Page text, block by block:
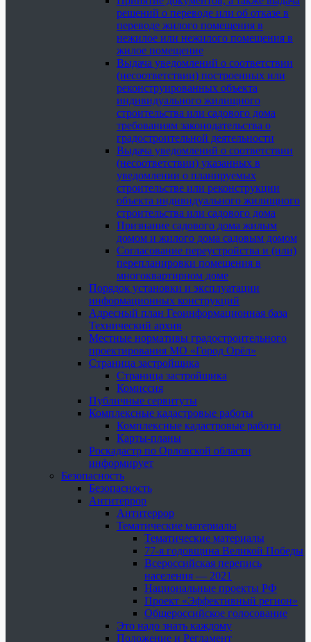
решений о переводе или об отказе в
переводе жилого помещения в
нежилое или нежилого помещения в
жилое помещение
Выдача уведомлений о соответствии
(несоответствии) построенных или
реконструированных объекта
индивидуального жилищного
строительства или садового дома
требованиям законодательства о
градостроительной деятельности
Выдача уведомлений о соответствии
(несоответствии) указанных в
уведомлении о планируемых
строительстве или реконструкции
объекта индивидуального жилищного
строительства или садового дома
Признание садового дома жилым
домом и жилого дома садовым домом
Согласование переустройства и (или)
перепланировки помещения в
многоквартирном доме
Порядок установки и эксплуатации
информационных конструкций
Адресный план Геоинформационная база
Технический архив
Местные нормативы градостроительного
проектирования МО «Город Орёл»
Страница застройщика
Страница застройщика
Комиссия
Публичные сервитуты
Комплексные кадастровые работы
Комплексные кадастровые работы
Карты-планы
Роскадастр по Орловской области
информирует
Безопасность
Безопасность
Антитеррор
Антитеррор
Тематические материалы
Тематические материалы
77-я годовщина Великой Победы
Всероссийская перепись
населения — 2021
Национальные проекты РФ
Проект «Эффективный регион»
Общероссийское голосование
Это надо знать каждому
Положение и Регламент